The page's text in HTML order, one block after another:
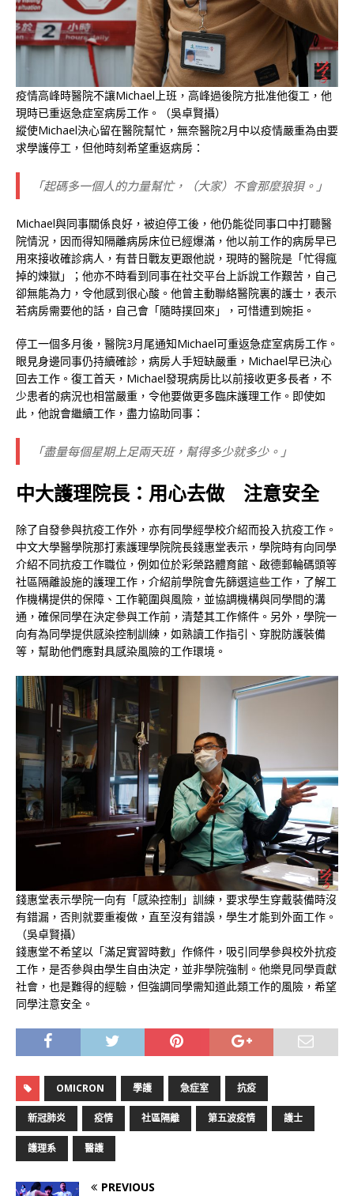
疫情高峰時醫院不讓Michael上班，高峰過後院方批准他復工，他
現時已重返急症室病房工作。（吳卓賢攝）
縱使Michael決心留在醫院幫忙，無奈醫院2月中以疫情嚴重為由要
求學護停工，但他時刻希望重返病房：
「起碼多一個人的力量幫忙，（大家）不會那麼狼狽。」
Michael與同事關係良好，被迫停工後，他仍能從同事口中打聽醫
院情況，因而得知隔離病房床位已經爆滿，他以前工作的病房早已
用來接收確診病人，有昔日戰友更跟他説，現時的醫院是「忙得瘋
掉的煉獄」；他亦不時看到同事在社交平台上訴說工作艱苦，自己
卻無能為力，令他感到很心酸。他曾主動聯絡醫院裏的護士，表示
若病房需要他的話，自己會「隨時撲回來」，可惜遭到婉拒。
停工一個多月後，醫院3月尾通知Michael可重返急症室病房工作。
眼見身邊同事仍持續確診，病房人手短缺嚴重，Michael早已決心
回去工作。復工首天，Michael發現病房比以前接收更多長者，不
少患者的病況也相當嚴重，令他要做更多臨床護理工作。即使如
此，他說會繼續工作，盡力協助同事：
「盡量每個星期上足兩天班，幫得多少就多少。」
中大護理院長：用心去做 注意安全
除了自發參與抗疫工作外，亦有同學經學校介紹而投入抗疫工作。
中文大學醫學院那打素護理學院院長錢惠堂表示，學院時有向同學
介紹不同抗疫工作職位，例如位於彩榮路體育館、啟德郵輪碼頭等
社區隔離設施的護理工作，介紹前學院會先篩選這些工作，了解工
作機構提供的保障、工作範圍與風險，並協調機構與同學間的溝
通，確保同學在決定參與工作前，清楚其工作條件。另外，學院一
向有為同學提供感染控制訓練，如熟讀工作指引、穿脫防護裝備
等，幫助他們應對具感染風險的工作環境。
錢惠堂表示學院一向有「感染控制」訓練，要求學生穿戴裝備時沒
有錯漏，否則就要重複做，直至沒有錯誤，學生才能到外面工作。
（吳卓賢攝）
錢惠堂不希望以「滿足實習時數」作條件，吸引同學參與校外抗疫
工作，是否參與由學生自由決定，並非學院強制。他樂見同學貢獻
社會，也是難得的經驗，但強調同學需知道此類工作的風險，希望
同學注意安全。
OMICRON 學護 急症室 抗疫
新冠肺炎 疫情 社區隔離 第五波疫情 護士
護理系 醫護
PREVIOUS